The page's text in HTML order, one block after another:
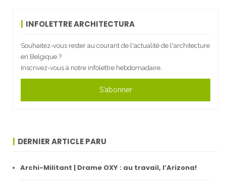
INFOLETTRE ARCHITECTURA
Souhaitez-vous rester au courant de l'actualité de l'architecture
en Belgique ?
Inscrivez-vous à notre infolettre hebdomadaire.
S'abonner
DERNIER ARTICLE PARU
Archi-Militant | Drame OXY : au travail, l’Arizona!